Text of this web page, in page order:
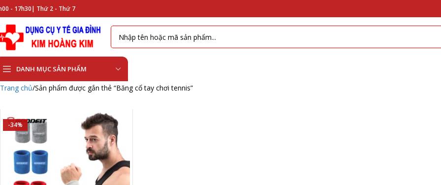
- 17h30| Thứ 2 - Thứ 7
DANH MỤC SẢN PHẨM
Trang chủ Sản phẩm được gắn thẻ “Băng cổ tay chơi tennis”
-34%